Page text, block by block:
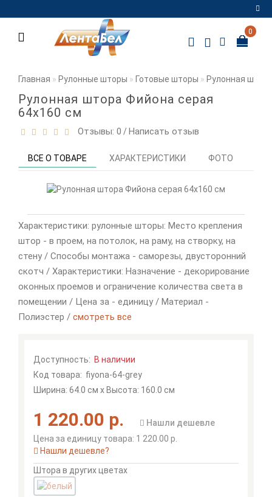
Регистрация
закладки
0
Главная Рулонные шторы Готовые шторы Рулонная
Рулонная штора Фийона серая
64х160 см
Отзывы: 0 /Написать отзыв
ВСЕ О ТОВАРЕ ХАРАКТЕРИСТИКИ ФОТО
Характеристики: рулонные шторы: Место крепления
штор - в проем, на потолок, на раму, на створку, на
стену / Способы монтажа - саморезы, двусторонний
скотч / Характеристики: Назначение - декорирование
оконных проемов и ограничение количества света в
помещении / Цена за - единицу / Материал -
Полиэстер / смотреть все
Доступность: В наличии
Код товара: fiyona-64-grey
Ширина: 64.0 см x Высота: 160.0 см
1 220.00 р.
Нашли дешевле
Цена за единицу товара: 1 220.00 р.
Нашли дешевле?
Штора в других цветах